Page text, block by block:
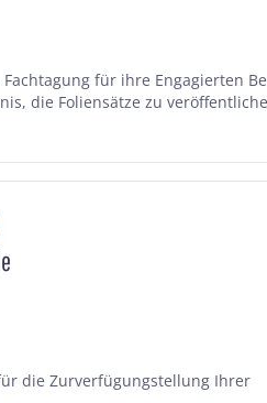
für ihre Engagierten
die Foliensätze zu
die Zurverfügungstellung Ihrer